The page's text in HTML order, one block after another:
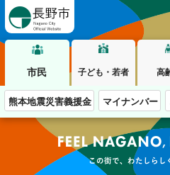
市民 子ども・若者 高
熊本地震災害義援金 マイナンバー
この街で、わたしら